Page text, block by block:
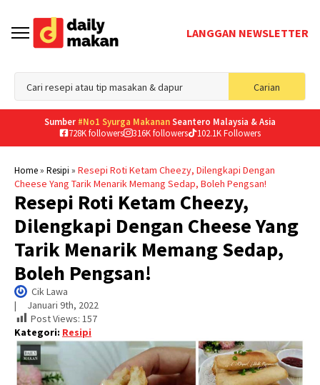
LANGGAN NEWSLETTER
Carian
for:
Sumber #No1 Syurga MakananSeantero Malaysia & Asia
728K followers
316K followers 102.1K Followers
Home» Resipi » Resepi Roti Ketam Cheezy, Dilengkapi Dengan
Cheese Yang Tarik Menarik Memang Sedap, Boleh Pengsan!
Resepi Roti Ketam Cheezy,
Dilengkapi Dengan Cheese Yang
Tarik Menarik Memang Sedap,
Boleh Pengsan!
Cik Lawa
| Januari 9th, 2022
Post Views: 157
Kategori: Resipi